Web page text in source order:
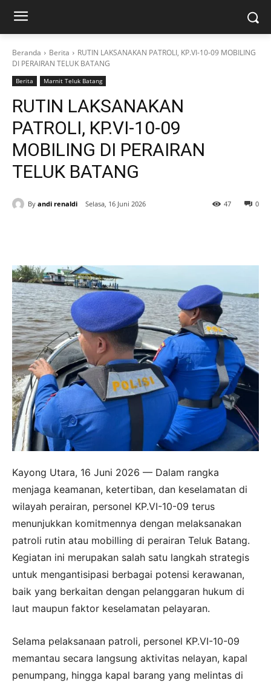
Beranda Berita
RUTIN LAKSANAKAN PATROLI, KP.VI-10-09 MOBILING
DI PERAIRAN TELUK BATANG
Berita Marnit Teluk Batang
RUTIN LAKSANAKAN
PATROLI, KP.VI-10-09
MOBILING DI PERAIRAN
TELUK BATANG
By andi renaldi Selasa, 16 Juni 2026 0
47
Kayong Utara, 16 Juni 2026 — Dalam rangka
menjaga keamanan, ketertiban, dan keselamatan di
wilayah perairan, personel KP.VI-10-09 terus
menunjukkan komitmennya dengan melaksanakan
patroli rutin atau mobilling di perairan Teluk Batang.
Kegiatan ini merupakan salah satu langkah strategis
untuk mengantisipasi berbagai potensi kerawanan,
baik yang berkaitan dengan pelanggaran hukum di
laut maupun faktor keselamatan pelayaran.
Selama pelaksanaan patroli, personel KP.VI-10-09
memantau secara langsung aktivitas nelayan, kapal
penumpang, hingga kapal barang yang melintas di